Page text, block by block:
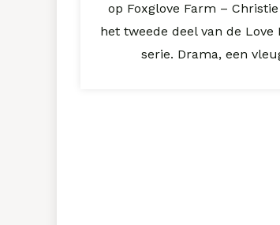
op Foxglove Farm –
het tweede deel van de Love
serie. Drama, een